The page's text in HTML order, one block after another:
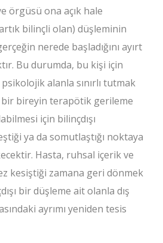
örgüsü ona açık hale
bilinçli olan) düşleminin
nerede başladığını ayırt
Bu durumda, bu kişi için
alanla sınırlı tutmak
bir bireyin terapötik gerileme
için bilinçdışı
ya da somutlaştığı noktaya
Hasta, ruhsal içerik ve
kesiştiği zamana geri dönmek
bir düşleme ait olanla dış
ayrımı yeniden tesis